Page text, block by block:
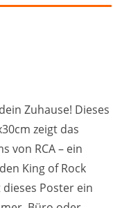
Zuhause! Dieses
zeigt das
von RCA – ein
King of Rock
Poster ein